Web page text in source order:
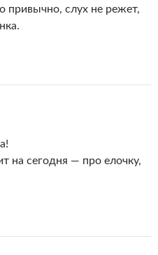
привычно, слух не режет,
на сегодня — про елочку,